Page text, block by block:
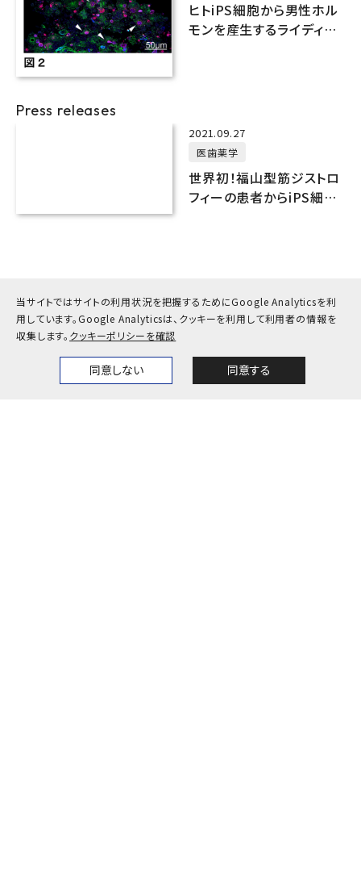
当サイトではサイトの利用状況を把握するためにGoogle Analyticsを利
用しています。Google Analyticsは、クッキーを利用して利用者の情報を
収集します。 クッキーポリシーを確認
同意しない 同意する
News Themes
医歯薬学
ヒトiPS細胞から男性ホル
2021.09.27
医歯薬学
世界初！福山型筋ジストロ